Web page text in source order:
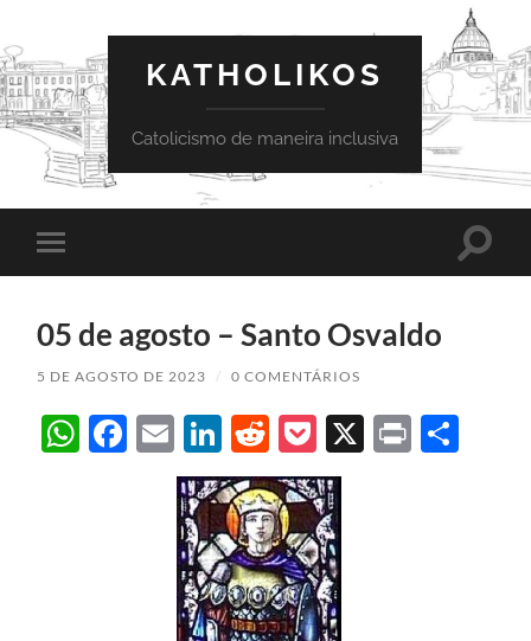
KATHOLIKOS
Catolicismo de maneira inclusiva
Toggle
mobile
Toggle
05 de agosto – Santo Osvaldo
5 DE AGOSTO DE 2023 / 0 COMENTÁRIOS
WhatsApp
Facebook
EmailLinkedIn
Reddit
Pocket
X Print